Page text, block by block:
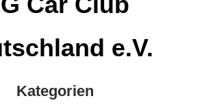
e.V.
Kategorien